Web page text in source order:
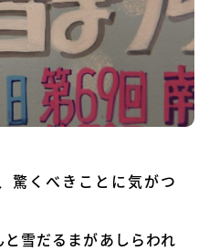
驚くべきことに気がつ
と雪だるまがあしらわれ